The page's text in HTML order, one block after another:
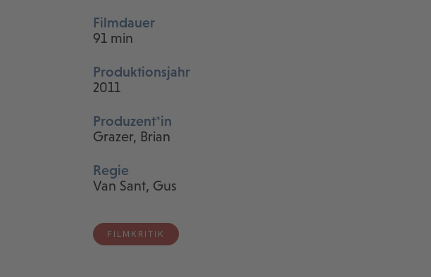
Filmdauer
91 min
Produktionsjahr
2011
Produzent*in
Grazer, Brian
Regie
Van Sant, Gus
FILMKRITIK